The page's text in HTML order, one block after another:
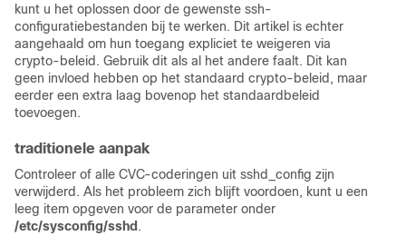
kunt u het oplossen door de gewenste ssh-
configuratiebestanden bij te werken. Dit artikel is echter
aangehaald om hun toegang expliciet te weigeren via
crypto-beleid. Gebruik dit als al het andere faalt. Dit kan
geen invloed hebben op het standaard crypto-beleid, maar
eerder een extra laag bovenop het standaardbeleid
toevoegen.
traditionele aanpak
Controleer of alle CVC-coderingen uit sshd_config zijn
verwijderd. Als het probleem zich blijft voordoen, kunt u een
leeg item opgeven voor de parameter onder
/etc/sysconfig/sshd .